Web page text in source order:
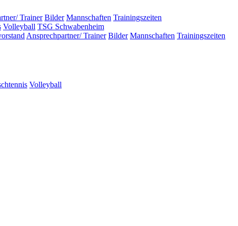
Trainer Bilder Mannschaften Trainingszeiten
Volleyball TSG Schwabenheim
Ansprechpartner/ Trainer Bilder Mannschaften Trainingszeiten
Volleyball